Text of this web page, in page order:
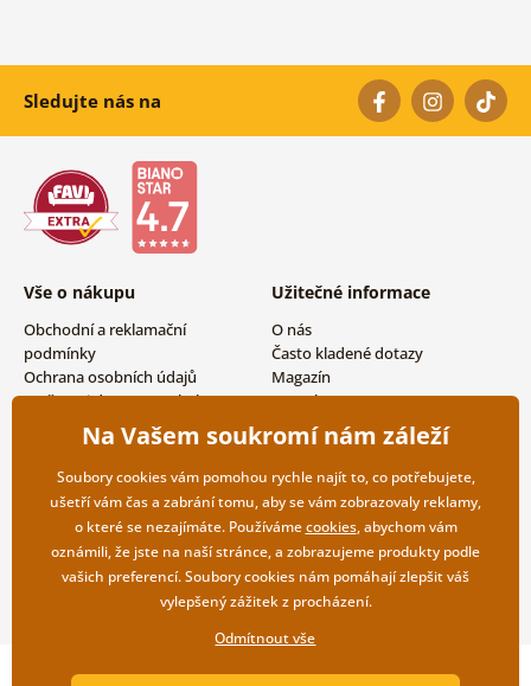
Sledujte nás na
Vše o nákupu
Obchodní a reklamační
podmínky
Ochrana osobních údajů
Možnosti dopravy a platby
Vrácení zboží
Užitečné informace
O nás
Často kladené dotazy
Magazín
Kontakty
Velkoobchodní spolupráce
Copyright ©2019 © Dovido.cz.
Na Vašem soukromí nám záleží
Soubory cookies vám pomohou rychle najít to, co potřebujete,
ušetří vám čas a zabrání tomu, aby se vám zobrazovaly reklamy,
o které se nezajímáte. Používámecookies, abychom vám
oznámili, že jste na naší stránce, a zobrazujeme produkty podle
vašich preferencí. Soubory cookies nám pomáhají zlepšit váš
vylepšený zážitek z procházení.
Odmítnout vše